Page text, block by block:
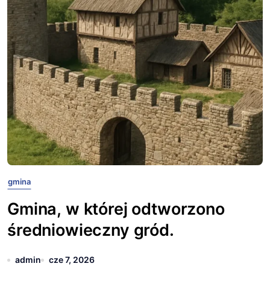
gmina
Gmina, w której odtworzono
średniowieczny gród.
admin cze 7, 2026